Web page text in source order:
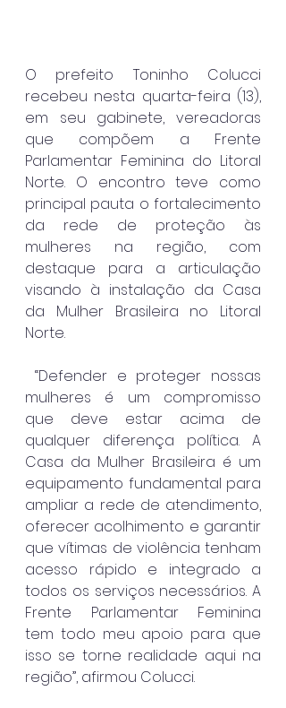
O prefeito Toninho Colucci
recebeu nesta quarta-feira (13),
em seu gabinete, vereadoras
que compõem a Frente
Parlamentar Feminina do Litoral
Norte. O encontro teve como
principal pauta o fortalecimento
da rede de proteção às
mulheres na região, com
destaque para a articulação
visando à instalação da Casa
da Mulher Brasileira no Litoral
Norte.
“Defender e proteger nossas
mulheres é um compromisso
que deve estar acima de
qualquer diferença política. A
Casa da Mulher Brasileira é um
equipamento fundamental para
ampliar a rede de atendimento,
oferecer acolhimento e garantir
que vítimas de violência tenham
acesso rápido e integrado a
todos os serviços necessários. A
Frente Parlamentar Feminina
tem todo meu apoio para que
isso se torne realidade aqui na
região”, afirmou Colucci.